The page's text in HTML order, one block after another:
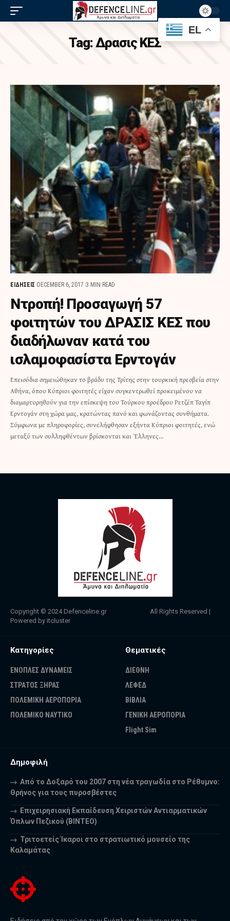
Tag:Δρασις ΚΕΣ
ΕΙΔΗΣΕΙΣ DECEMBER 6, 2017 3 MIN READ
Ντροπή! Προσαγωγή 57
φοιτητών του ΔΡΑΣΙΣ ΚΕΣ που
διαδήλωναν κατά του
ισλαμοφασίστα Ερντογάν
Επεισόδια σημειώθηκαν το βράδυ της Τρίτης στην τουρκική πρεσβεία στην
Αθήνα, όπου Κύπριοι φοιτητές είχαν συγκεντρωθεί προκειμένου να
διαμαρτυρηθούν για την επίσκεψη του Τούρκου προέδρου Ρετζέπ Ταγίπ
Ερντογάν στη χώρα μας, κρατώντας πανό και φωνάζοντας συνθήματα.
Σύμφωνα με πληροφορίες, συνελήφθησαν εξήντα Κύπριοι φοιτητές, ενώ
μεταξύ των συλληφθέντων βρίσκονται και Έλληνες…
Copyright © 2024 Defenceline.gr All Rights Reserved |
Powered by itcluster
Κατηγορίες
ΕΝΟΠΛΕΣ ΔΥΝΑΜΕΙΣ
ΣΤΡΑΤΟΣ ΞΗΡΑΣ
ΠΟΛΕΜΙΚΗ ΑΕΡΟΠΟΡΙΑ
ΠΟΛΕΜΙΚΟ ΝΑΥΤΙΚΟ
Θεματικές
ΔΙΕΘΝΗ
ΛΕΦΕΔ
ΒΙΒΛΙΑ
ΓΕΝΙΚΗ ΑΕΡΟΠΟΡΙΑ
Flight Sim
Δημοφιλή
Από το Δοξαρό του 2007 στη νέα τραγωδία στο Ρέθυμνο:
Θρήνος για τους πυροσβέστες
Επιχειρησιακή Εκπαίδευση Χειριστών Αντιαρματικών
Όπλων Πεζικού (ΒΙΝΤΕΟ)
Τριτοετείς Ίκαροι στο στρατιωτικό μουσείο της
Καλαμάτας
EL